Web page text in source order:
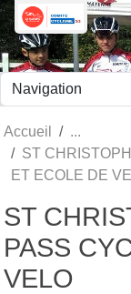
Accueil
ST
ET ECOLE DE
ST
PASS
VELO
Panneau de